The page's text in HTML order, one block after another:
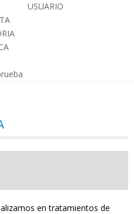
USUARIO
en tratamientos de